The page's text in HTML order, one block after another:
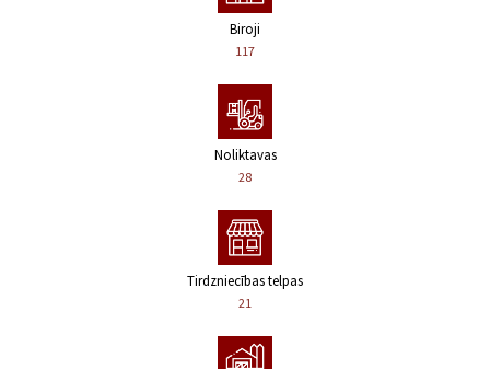
Biroji
117
Noliktavas
28
Tirdzniecības telpas
21